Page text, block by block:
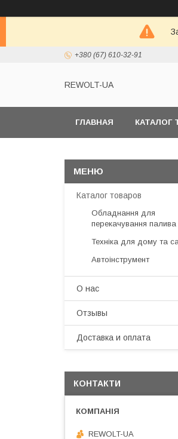
+380 (67) 610-32-91
REWOLT-UA
ГЛАВНАЯ КАТАЛОГ
Каталог товаров
Обладнання для
перекачування палива
Техніка для дому та
Автоінструмент
О нас
Отзывы
Доставка и оплата
КОНТАКТИ
REWOLT-UA